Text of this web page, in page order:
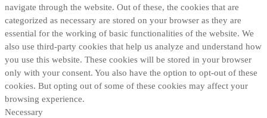
navigate through the website. Out of these, the cookies that are
categorized as necessary are stored on your browser as they are
essential for the working of basic functionalities of the website. We
also use third-party cookies that help us analyze and understand how
you use this website. These cookies will be stored in your browser
only with your consent. You also have the option to opt-out of these
cookies. But opting out of some of these cookies may affect your
browsing experience.
Necessary